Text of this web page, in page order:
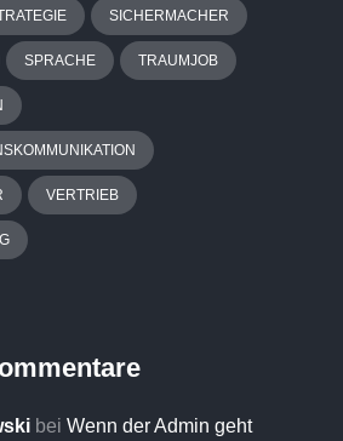
SICHERMACHER
SPRACHE TRAUMJOB
VERTRIEB
bei Wenn der Admin geht